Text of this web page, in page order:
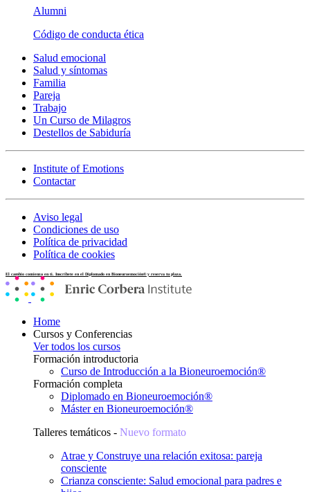
Alumni
Código de conducta ética
Salud emocional
Salud y síntomas
Familia
Pareja
Trabajo
Un Curso de Milagros
Destellos de Sabiduría
Institute of Emotions
Contactar
Aviso legal
Condiciones de uso
Política de privacidad
Política de cookies
El cambio comienza en ti. Inscríbete en el Diplomado en Bioneuroemoción® y reserva tu plaza.
Home
Cursos y Conferencias
Ver todos los cursos
Formación introductoria
Curso de Introducción a la Bioneuroemoción®
Formación completa
Diplomado en Bioneuroemoción®
Máster en Bioneuroemoción®
Talleres temáticos - Nuevo formato
Atrae y Construye una relación exitosa: pareja
consciente
Crianza consciente: Salud emocional para padres e